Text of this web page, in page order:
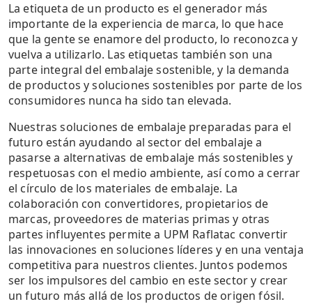
La etiqueta de un producto es el generador más
importante de la experiencia de marca, lo que hace
que la gente se enamore del producto, lo reconozca y
vuelva a utilizarlo. Las etiquetas también son una
parte integral del embalaje sostenible, y la demanda
de productos y soluciones sostenibles por parte de los
consumidores nunca ha sido tan elevada.
Nuestras soluciones de embalaje preparadas para el
futuro están ayudando al sector del embalaje a
pasarse a alternativas de embalaje más sostenibles y
respetuosas con el medio ambiente, así como a cerrar
el círculo de los materiales de embalaje. La
colaboración con convertidores, propietarios de
marcas, proveedores de materias primas y otras
partes influyentes permite a UPM Raflatac convertir
las innovaciones en soluciones líderes y en una ventaja
competitiva para nuestros clientes. Juntos podemos
ser los impulsores del cambio en este sector y crear
un futuro más allá de los productos de origen fósil.